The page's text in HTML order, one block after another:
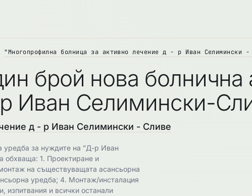
"Многопрофилна болница за активно лечение д - р Иван Селимински -
брой нова
Иван Селимински-
д - р Иван Селимински - Сливе
уредба за нуждите на ”Д-р Иван
обхваща: 1. Проектиране и
на съществуващата асансьорна
уредба; 4. Монтаж/инсталация
изпитвания и всички останали